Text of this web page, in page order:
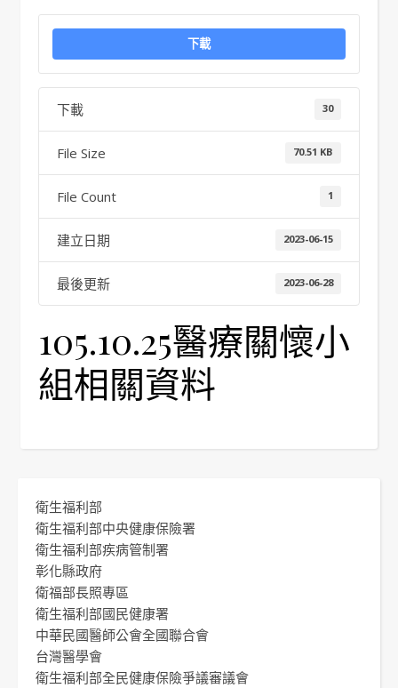
下載
下載 30
File Size 70.51 KB
File Count 1
建立日期 2023-06-15
最後更新 2023-06-28
105.10.25醫療關懷小
組相關資料
衛生福利部
衛生福利部中央健康保險署
衛生福利部疾病管制署
彰化縣政府
衛福部長照專區
衛生福利部國民健康署
中華民國醫師公會全國聯合會
台灣醫學會
衛生福利部全民健康保險爭議審議會